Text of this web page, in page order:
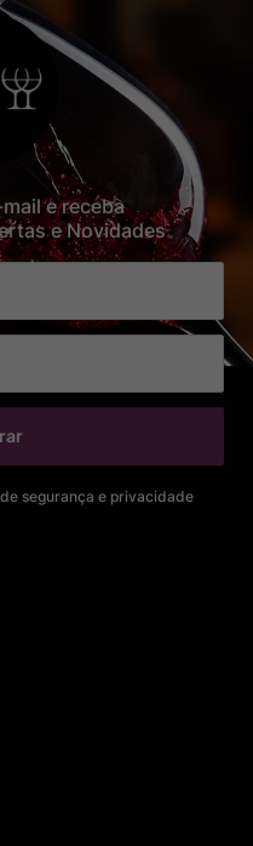
e receba
e Novidades
segurança e privacidade